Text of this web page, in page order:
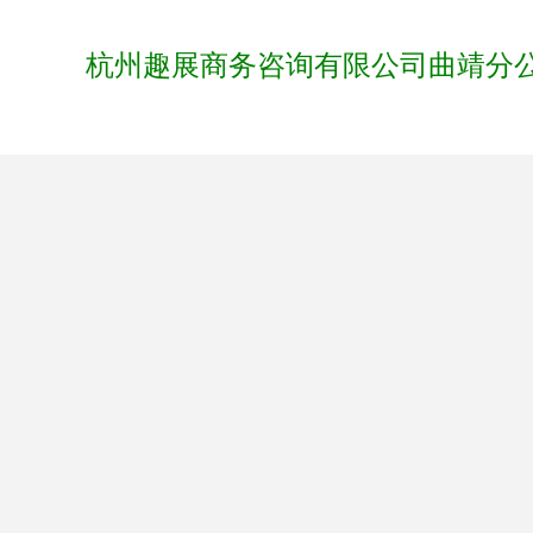
杭州趣展商务咨询有限公司曲靖分